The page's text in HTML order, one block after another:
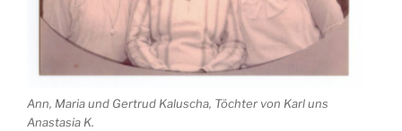
Ann, Maria und Gertrud Kaluscha, Töchter von Karl uns
Anastasia K.